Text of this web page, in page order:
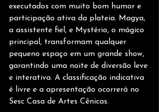
executados com muito bom humor e
participação ativa da plateia. Magya,
a assistente fiel, e Mystério, o mágico
principal, transformam qualquer
pequeno espaço em um grande show,
garantindo uma noite de diversão leve
e interativa. A classificação indicativa
é livre e a apresentação ocorrerá no
Sesc Casa de Artes Cênicas.